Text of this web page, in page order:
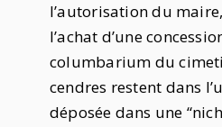
l’autorisation du
l’achat d’une
columbarium du
cendres restent dans
déposée dans une